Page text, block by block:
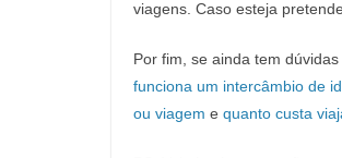
viagens. Caso esteja
Por fim, se ainda tem
funciona um intercâmbio de
ou viagem e quanto custa